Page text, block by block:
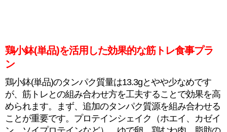
鶏小鉢(単品)を活用した効果的な筋トレ食事プラ
ン
鶏小鉢(単品)のタンパク質量は13.3gとやや少なめです
が、筋トレとの組み合わせ方を工夫することで効果を高
められます。まず、追加のタンパク質源を組み合わせる
ことが重要です。プロテインシェイク（ホエイ、カゼイ